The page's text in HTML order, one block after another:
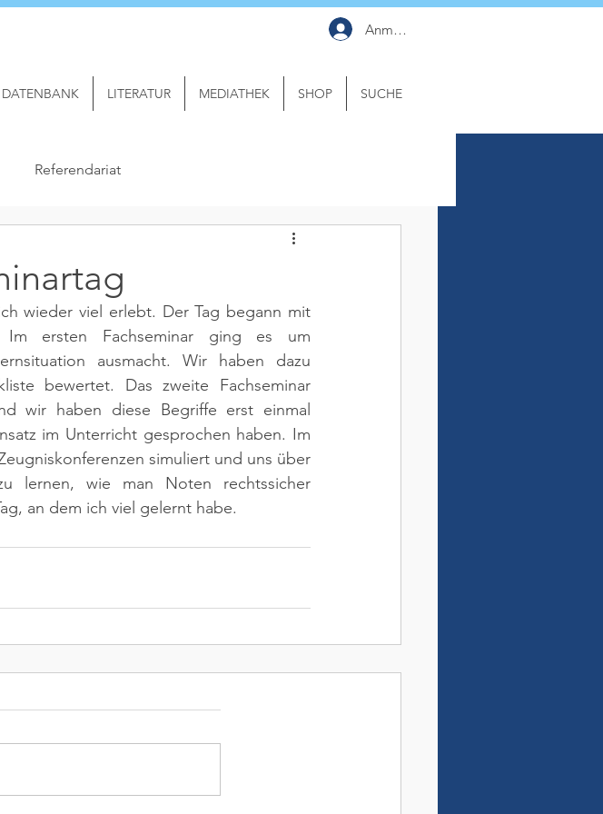
Anmelden
DATENBANK LITERATUR MEDIATHEK SHOP SUCHE
Referendariat
wieder viel erlebt. Der Tag begann mit
Im ersten Fachseminar ging es um
ausmacht. Wir haben dazu
bewertet. Das zweite Fachseminar
wir haben diese Begriffe erst einmal
im Unterricht gesprochen haben. Im
simuliert und uns über
lernen, wie man Noten rechtssicher
an dem ich viel gelernt habe.